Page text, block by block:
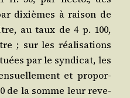
dixièmes à rai­son de
au taux de 4 p. 100,
; sur les réa­li­sa­tions
par le syn­di­cat, les
et pro­por­
de la somme leur reve­